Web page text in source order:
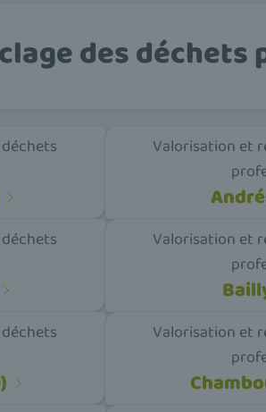
des
Valorisation et
Valorisation et
Valorisation et